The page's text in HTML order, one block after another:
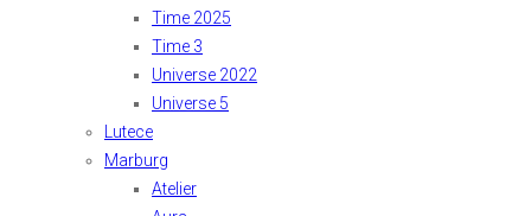
Time 2025
Time 3
Universe 2022
Universe 5
Lutece
Marburg
Atelier